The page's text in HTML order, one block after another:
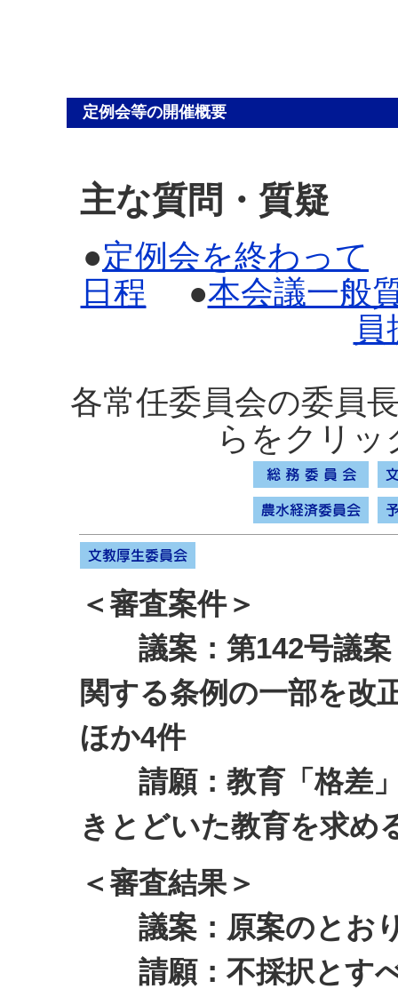
定例会等の開催概要
主な質問・質疑
●定例会を終わって
日程 ●本会議一般
各常任委員会の委員
らをクリ
＜審査案件＞
議案：第142号議案
関する条例の一部を改
ほか4件
請願：教育「格差」
きとどいた教育を求め
＜審査結果＞
議案：原案のとおり
請願：不採択とす